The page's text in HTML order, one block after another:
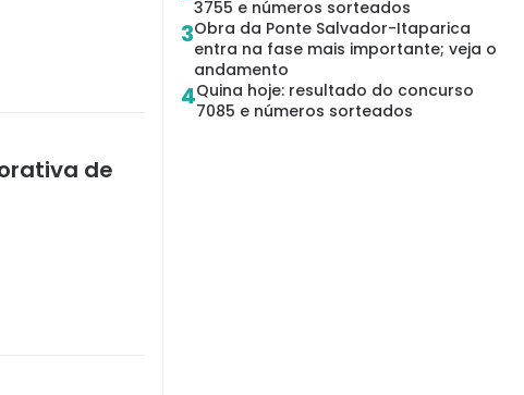
de
3755 e números sorteados
3Obra da Ponte Salvador-Itaparica
entra na fase mais importante; veja o
andamento
4Quina hoje: resultado do concurso
7085 e números sorteados